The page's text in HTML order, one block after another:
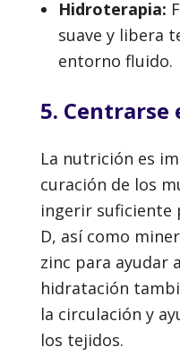
Hidroterapia:
suave y libera
entorno fluido.
5.
La nutrición es
curación de los
ingerir suficiente
D, así como
zinc para ayudar
hidratación
la circulación y
los tejidos.